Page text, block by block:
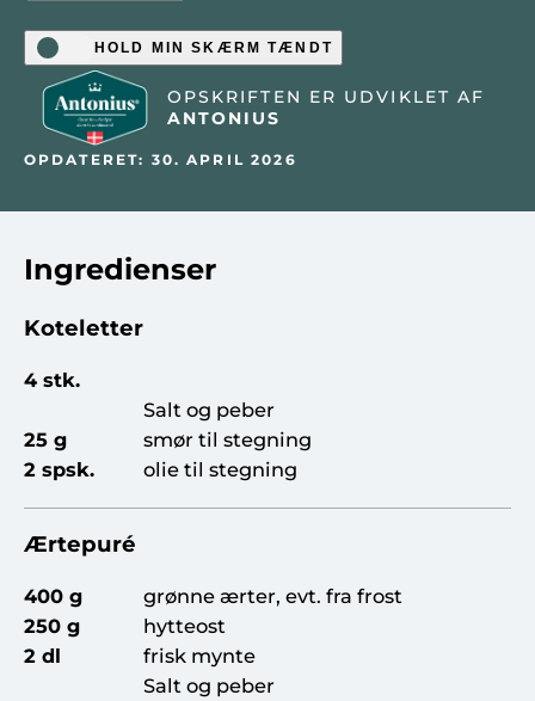
HOLD MIN SKÆRM TÆNDT
OPSKRIFTEN ER UDVIKLET AF
ANTONIUS
OPDATERET: 30. APRIL 2026
Ingredienser
Koteletter
4 stk.
Salt og peber
25 g
smør til stegning
2 spsk.
olie til stegning
Ærtepuré
400 g
grønne ærter, evt. fra frost
250 g
hytteost
2 dl
frisk mynte
Salt og peber